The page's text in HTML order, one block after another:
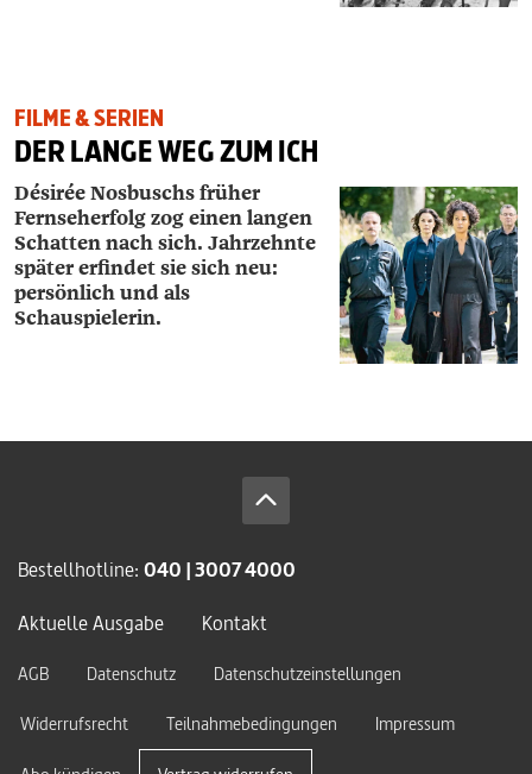
FILME & SERIEN
DER LANGE WEG ZUM ICH
Désirée Nosbuschs früher
Fernseherfolg zog einen langen
Schatten nach sich. Jahrzehnte
später erfindet sie sich neu:
persönlich und als
Schauspielerin.
Bestellhotline: 040 | 3007 4000
Aktuelle Ausgabe
Kontakt
AGB Datenschutz
Datenschutzeinstellungen
Widerrufsrecht
Teilnahmebedingungen Impressum